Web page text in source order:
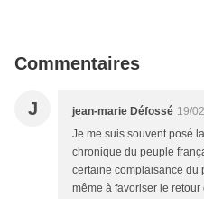
Commentaires
J jean-marie Défossé 19/
Je me suis souvent posé
chronique du peuple
certaine complaisance du
même à favoriser le